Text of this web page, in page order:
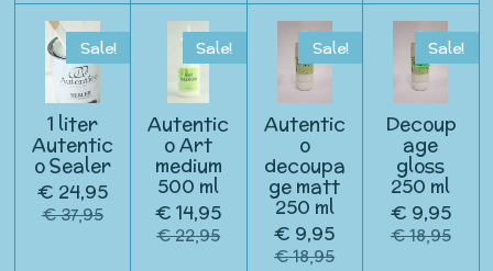
Sale!
1 liter
Autentic
o Sealer
€ 24,95
€ 37,95
Sale!
Autentic
o Art
medium
500 ml
€ 14,95
€ 22,95
Sale!
Autentic
o
decoupa
ge matt
250 ml
€ 9,95
€ 18,95
Sale!
Decoup
age
gloss
250 ml
€ 9,95
€ 18,95